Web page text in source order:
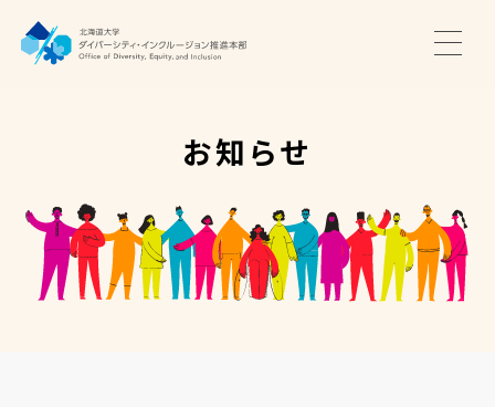
推進本部について
アクセス・お問い合わせ
お知らせ